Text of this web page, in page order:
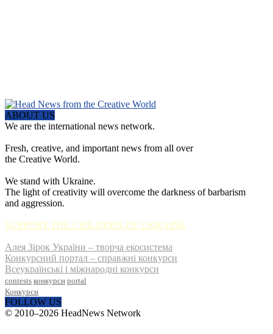
ABOUT US
We are the international news network.
Fresh, creative, and important news from all over
the Creative World.
We stand with Ukraine.
The light of creativity will overcome the darkness of barbarism
and aggression.
SUPPORT THE CHILDREN OF UKRAINE
Алея Зірок України – творча екосистема
Конкурсний портал – справжні конкурси
Всеукраїнські і міжнародні конкурси
contests конкурси portal
Конкурси
FOLLOW US
© 2010–2026 HeadNews Network